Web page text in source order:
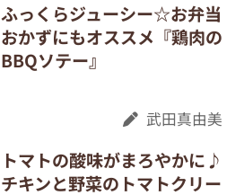
ふっくらジューシー☆お弁当
おかずにもオススメ『鶏肉の
BBQソテー』
武田真由美
トマトの酸味がまろやかに♪
チキンと野菜のトマトクリー